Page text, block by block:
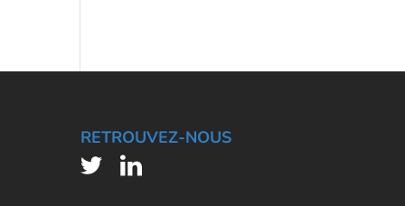
RETROUVEZ-NOUS